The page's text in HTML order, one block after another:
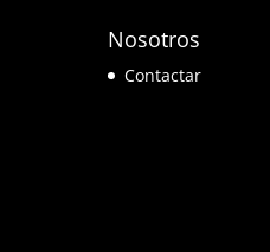
Nosotros
Contactar